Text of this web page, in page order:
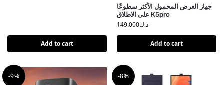
Add to cart
جهاز العرض المحمول الأكثر سطوعًا
على الاطلاق K5pro
د.ك149.000
Add to cart
-9% -8%